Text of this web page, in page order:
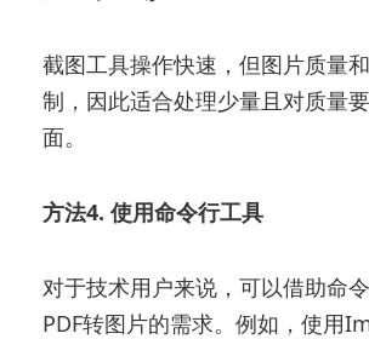
截图工具操作快速，但图片质量
制，因此适合处理少量且对质量
面。
方法4. 使用命令行工具
对于技术用户来说，可以借助命
PDF转图片的需求。例如，使用